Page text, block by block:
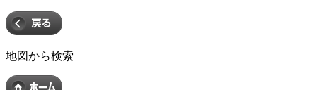
地図から検索